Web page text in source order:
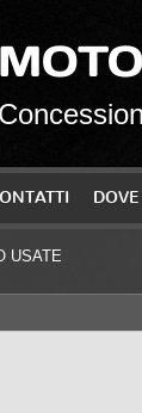
USATE